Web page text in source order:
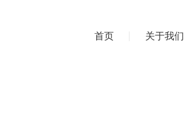
首页 关于我们